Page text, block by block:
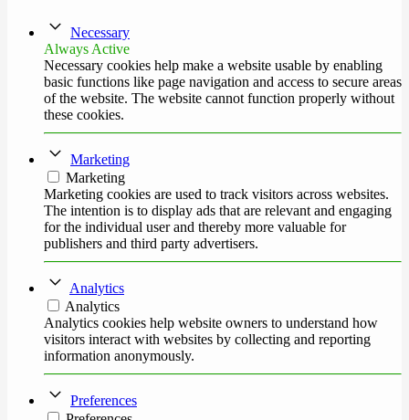
Necessary
Always Active
Necessary cookies help make a website usable by enabling
basic functions like page navigation and access to secure areas
of the website. The website cannot function properly without
these cookies.
Marketing
Marketing
Marketing cookies are used to track visitors across websites.
The intention is to display ads that are relevant and engaging
for the individual user and thereby more valuable for
publishers and third party advertisers.
Analytics
Analytics
Analytics cookies help website owners to understand how
visitors interact with websites by collecting and reporting
information anonymously.
Preferences